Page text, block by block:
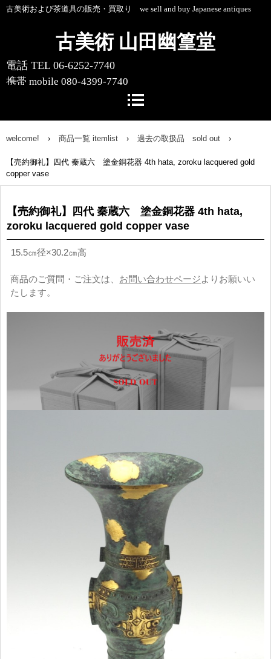
古美術 山田幽篁堂
古美術および茶道具の販売・買取り we sell and buy Japanese antiques
電話 TEL 06-6252-7740
携帯 mobile 080-4399-7740
〒541-0055 大阪市中央区船場中央4-1-
10 船場センタービル10号館1階
welcome! › 商品一覧 itemlist › 過去の取扱品 sold out ›
【売約御礼】四代 秦蔵六 塗金銅花器 4th hata, zoroku lacquered gold
copper vase
【売約御礼】四代 秦蔵六 塗金銅花器 4th hata,
zoroku lacquered gold copper vase
15.5㎝径×30.2㎝高
商品のご質問・ご注文は、 お問い合わせページよりお願いい
たします。